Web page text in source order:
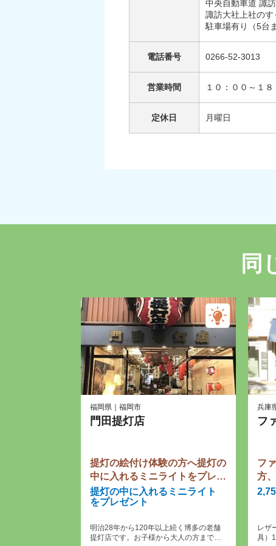
中央自動車道 諏
諏訪大社上社のす
駐車場有り（5台
電話番号 0266-52-3013
営業時間 １０：００～１８
定休日 月曜日
同
福岡県｜福岡市
門田提灯店
提灯の絵付け体験の方へ提灯の
中に入れるミニライトをプレゼ
ント
提灯の中に入れるミニライト
をプレゼント
明治28年から120年以上続く博多の老舗
提灯店です。お子様から大人の方まで気
兵庫
フ
フ
方
ャ
レザ
具）